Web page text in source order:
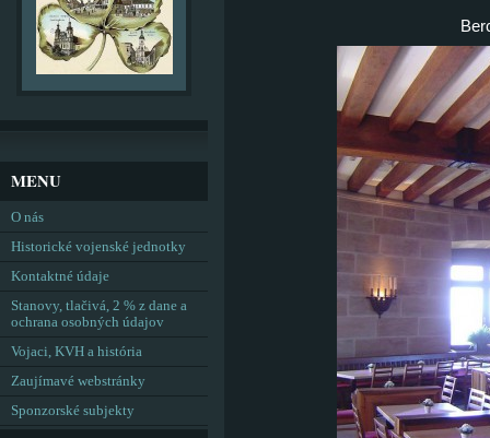
MENU
O nás
Historické vojenské jednotky
Kontaktné údaje
Stanovy, tlačivá, 2 % z dane a
ochrana osobných údajov
Vojaci, KVH a história
Zaujímavé webstránky
Sponzorské subjekty